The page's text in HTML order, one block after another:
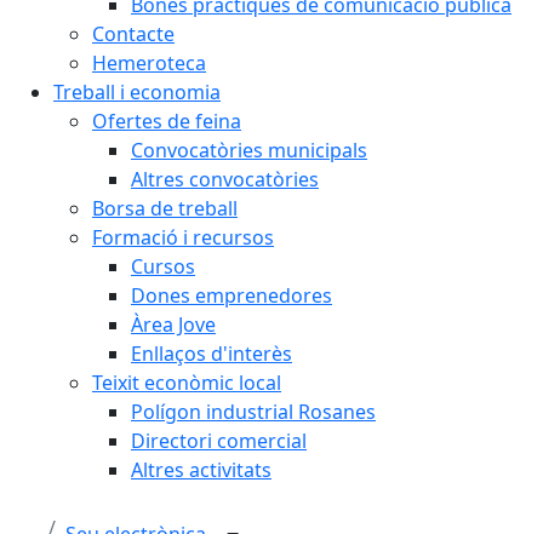
Contacte
Hemeroteca
Treball i economia
Ofertes de feina
Convocatòries municipals
Altres convocatòries
Borsa de treball
Formació i recursos
Cursos
Dones emprenedores
Àrea Jove
Enllaços d'interès
Teixit econòmic local
Polígon industrial Rosanes
Directori comercial
Altres activitats